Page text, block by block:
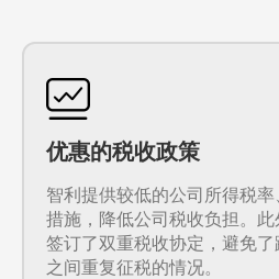
优惠的税收政策
智利提供较低的公司所得税
措施，降低公司税收负担。
签订了双重税收协定，避免
之间重复征税的情况。